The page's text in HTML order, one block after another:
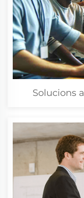
Solucions